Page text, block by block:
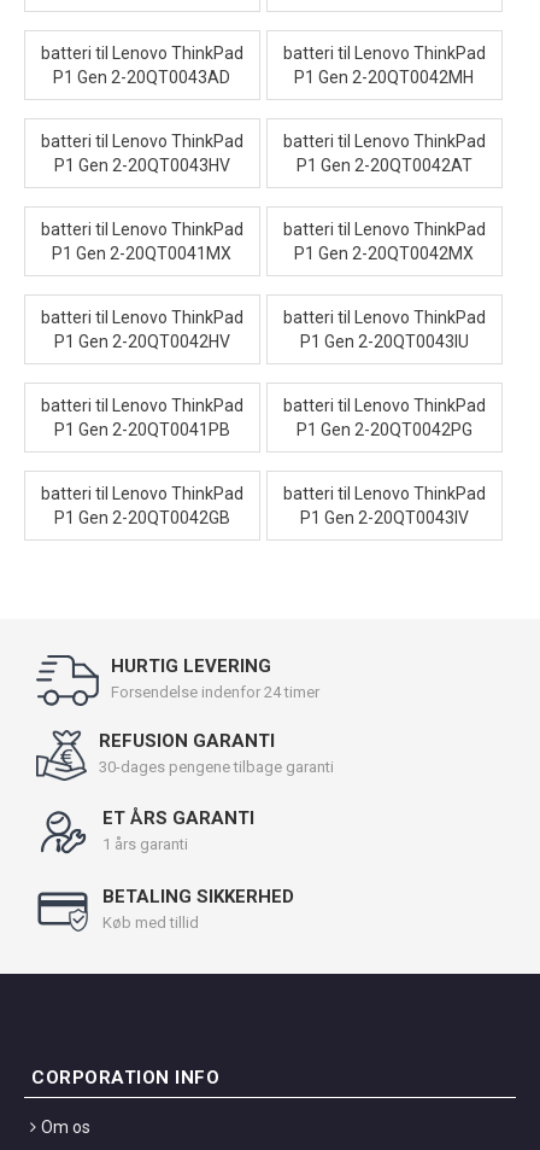
batteri til Lenovo ThinkPad
P1 Gen 2-20QT0043AD
batteri til Lenovo ThinkPad
P1 Gen 2-20QT0042MH
batteri til Lenovo ThinkPad
P1 Gen 2-20QT0043HV
batteri til Lenovo ThinkPad
P1 Gen 2-20QT0042AT
batteri til Lenovo ThinkPad
P1 Gen 2-20QT0041MX
batteri til Lenovo ThinkPad
P1 Gen 2-20QT0042MX
batteri til Lenovo ThinkPad
P1 Gen 2-20QT0042HV
batteri til Lenovo ThinkPad
P1 Gen 2-20QT0043IU
batteri til Lenovo ThinkPad
P1 Gen 2-20QT0041PB
batteri til Lenovo ThinkPad
P1 Gen 2-20QT0042PG
batteri til Lenovo ThinkPad
P1 Gen 2-20QT0042GB
batteri til Lenovo ThinkPad
P1 Gen 2-20QT0043IV
HURTIG LEVERING
Forsendelse indenfor 24 timer
REFUSION GARANTI
30-dages pengene tilbage garanti
ET ÅRS GARANTI
1 års garanti
BETALING SIKKERHED
Køb med tillid
CORPORATION INFO
Om os